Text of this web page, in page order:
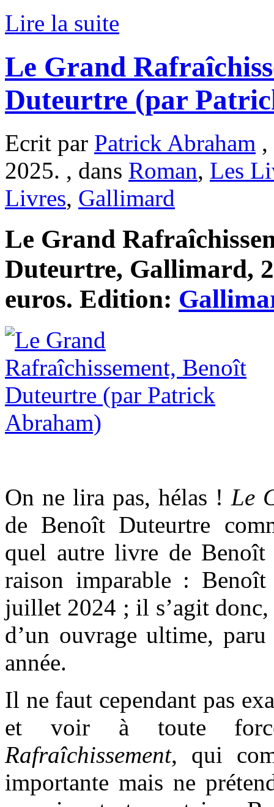
Lire la suite
Le Grand
Duteurtre (par
Ecrit par Patrick Abraham ,
2025. , dans Roman, Les
Livres, Gallimard
Le Grand
Duteurtre, Gallimard,
euros. Edition:
On ne lira pas, hélas ! Le
de Benoît Duteurtre
quel autre livre de
raison imparable :
juillet 2024 ; il s’agit donc,
d’un ouvrage ultime,
année.
Il ne faut cependant pas
et voir à toute
Rafraîchissement, qui
importante mais ne